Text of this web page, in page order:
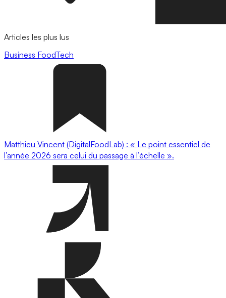
Articles les plus lus
Business FoodTech
Matthieu Vincent (DigitalFoodLab) : « Le point essentiel de
l’année 2026 sera celui du passage à l’échelle ».